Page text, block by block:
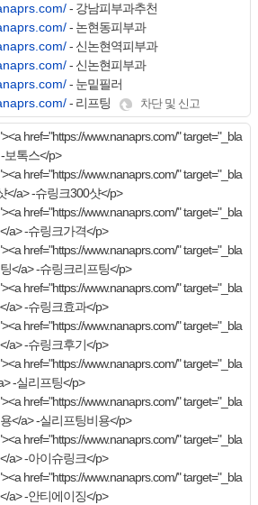
- 강남피부과추천
- 논현동피부과
- 신논현역피부과
- 신논현피부과
- 눈밑필러
- 리프팅 차단 및 신고
href="https://www.nanaprs.com/" target="_bla
보톡스</p>
href="https://www.nanaprs.com/" target="_bla
</a> -슈링크300샷</p>
href="https://www.nanaprs.com/" target="_bla
a> -슈링크가격</p>
href="https://www.nanaprs.com/" target="_bla
</a> -슈링크리프팅</p>
href="https://www.nanaprs.com/" target="_bla
a> -슈링크효과</p>
href="https://www.nanaprs.com/" target="_bla
a> -슈링크후기</p>
href="https://www.nanaprs.com/" target="_bla
-실리프팅</p>
href="https://www.nanaprs.com/" target="_bla
</a> -실리프팅비용</p>
href="https://www.nanaprs.com/" target="_bla
a> -아이슈링크</p>
href="https://www.nanaprs.com/" target="_bla
a> -안티에이징</p>